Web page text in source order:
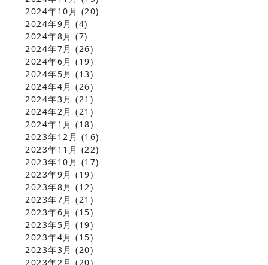
2024年10月 (20)
2024年9月 (4)
2024年8月 (7)
2024年7月 (26)
2024年6月 (19)
2024年5月 (13)
2024年4月 (26)
2024年3月 (21)
2024年2月 (21)
2024年1月 (18)
2023年12月 (16)
2023年11月 (22)
2023年10月 (17)
2023年9月 (19)
2023年8月 (12)
2023年7月 (21)
2023年6月 (15)
2023年5月 (19)
2023年4月 (15)
2023年3月 (20)
2023年2月 (20)